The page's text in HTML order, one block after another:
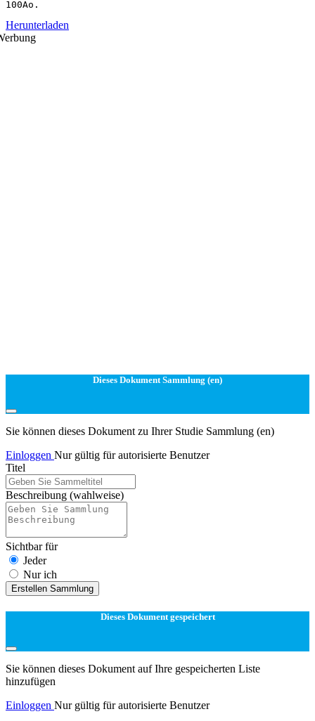
Herunterladen
Dieses Dokument Sammlung (en)
Sie können dieses Dokument zu Ihrer Studie Sammlung (en)
Einloggen Nur gültig für autorisierte Benutzer
Titel
Beschreibung (wahlweise)
Sichtbar für
Jeder
Nur ich
Erstellen Sammlung
Dieses Dokument gespeichert
Sie können dieses Dokument auf Ihre gespeicherten Liste
hinzufügen
Einloggen Nur gültig für autorisierte Benutzer